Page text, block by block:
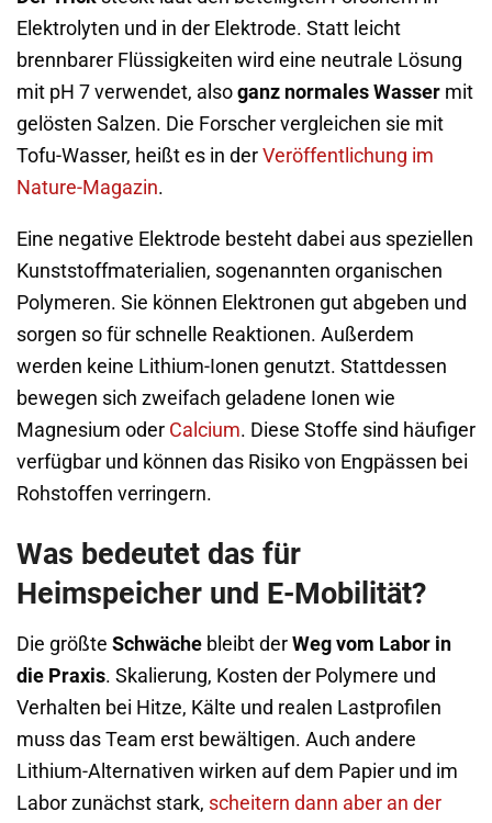
Elektrolyten und in der Elektrode. Statt leicht
brennbarer Flüssigkeiten wird eine neutrale Lösung
mit pH 7 verwendet, also ganz normales Wasser mit
gelösten Salzen. Die Forscher vergleichen sie mit
Tofu-Wasser, heißt es in der Veröffentlichung im
Nature-Magazin.
Eine negative Elektrode besteht dabei aus speziellen
Kunststoffmaterialien, sogenannten organischen
Polymeren. Sie können Elektronen gut abgeben und
sorgen so für schnelle Reaktionen. Außerdem
werden keine Lithium-Ionen genutzt. Stattdessen
bewegen sich zweifach geladene Ionen wie
Magnesium oder Calcium. Diese Stoffe sind häufiger
verfügbar und können das Risiko von Engpässen bei
Rohstoffen verringern.
Was bedeutet das für
Heimspeicher und E-Mobilität?
Die größte Schwäche bleibt der Weg vom Labor in
die Praxis. Skalierung, Kosten der Polymere und
Verhalten bei Hitze, Kälte und realen Lastprofilen
muss das Team erst bewältigen. Auch andere
Lithium-Alternativen wirken auf dem Papier und im
Labor zunächst stark, scheitern dann aber an der